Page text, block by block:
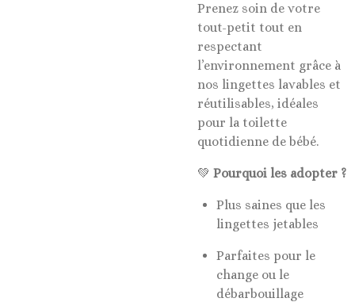
Prenez soin de votre
tout-petit tout en
respectant
l’environnement grâce à
nos lingettes lavables et
réutilisables, idéales
pour la toilette
quotidienne de bébé.
💚 Pourquoi les adopter ?
Plus saines que les
lingettes jetables
Parfaites pour le
change ou le
débarbouillage